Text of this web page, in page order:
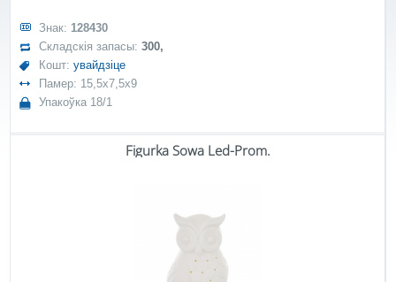
Знак: 128430
Складскія запасы:300,
Кошт:увайдзіце
Памер: 15,5x7,5x9
Упакоўка 18/1
Figurka Sowa Led-Prom.